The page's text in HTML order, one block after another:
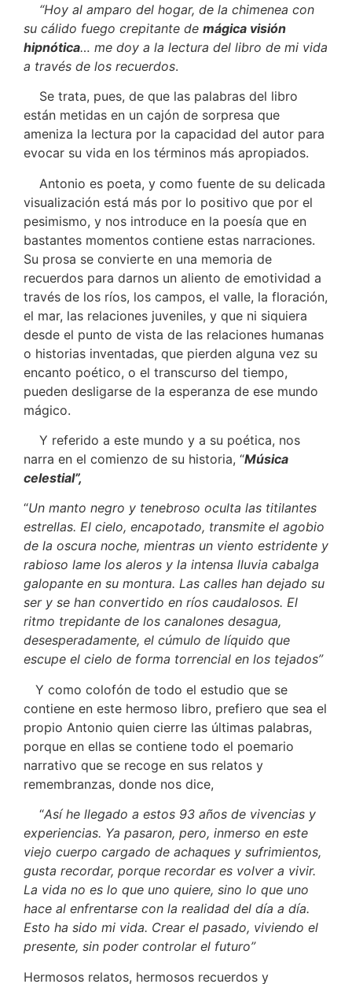
“Hoy al amparo del hogar, de la chimenea con
su cálido fuego crepitante de mágica visión
hipnótica… me doy a la lectura del libro de mi vida
a través de los recuerdos.
Se trata, pues, de que las palabras del libro
están metidas en un cajón de sorpresa que
ameniza la lectura por la capacidad del autor para
evocar su vida en los términos más apropiados.
Antonio es poeta, y como fuente de su delicada
visualización está más por lo positivo que por el
pesimismo, y nos introduce en la poesía que en
bastantes momentos contiene estas narraciones.
Su prosa se convierte en una memoria de
recuerdos para darnos un aliento de emotividad a
través de los ríos, los campos, el valle, la floración,
el mar, las relaciones juveniles, y que ni siquiera
desde el punto de vista de las relaciones humanas
o historias inventadas, que pierden alguna vez su
encanto poético, o el transcurso del tiempo,
pueden desligarse de la esperanza de ese mundo
mágico.
Y referido a este mundo y a su poética, nos
narra en el comienzo de su historia, “Música
celestial”,
“Un manto negro y tenebroso oculta las titilantes
estrellas. El cielo, encapotado, transmite el agobio
de la oscura noche, mientras un viento estridente y
rabioso lame los aleros y la intensa lluvia cabalga
galopante en su montura. Las calles han dejado su
ser y se han convertido en ríos caudalosos. El
ritmo trepidante de los canalones desagua,
desesperadamente, el cúmulo de líquido que
escupe el cielo de forma torrencial en los tejados”
Y como colofón de todo el estudio que se
contiene en este hermoso libro, prefiero que sea el
propio Antonio quien cierre las últimas palabras,
porque en ellas se contiene todo el poemario
narrativo que se recoge en sus relatos y
remembranzas, donde nos dice,
“Así he llegado a estos 93 años de vivencias y
experiencias. Ya pasaron, pero, inmerso en este
viejo cuerpo cargado de achaques y sufrimientos,
gusta recordar, porque recordar es volver a vivir.
La vida no es lo que uno quiere, sino lo que uno
hace al enfrentarse con la realidad del día a día.
Esto ha sido mi vida. Crear el pasado, viviendo el
presente, sin poder controlar el futuro”
Hermosos relatos, hermosos recuerdos y